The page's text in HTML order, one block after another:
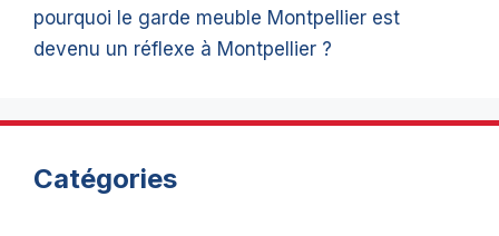
pourquoi le garde meuble Montpellier est
devenu un réflexe à Montpellier ?
Catégories